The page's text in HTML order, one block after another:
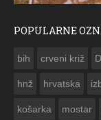
POPULARNE
bih crveni križ
hnž hrvatska
košarka mostar